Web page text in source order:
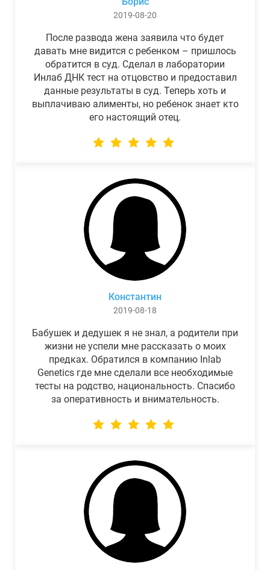
2019-08-20
После развода жена заявила что будет
давать мне видится с ребенком – пришлось
обратится в суд. Сделал в лаборатории
Инлаб ДНК тест на отцовство и предоставил
данные результаты в суд. Теперь хоть и
выплачиваю алименты, но ребенок знает кто
его настоящий отец.
Константин
2019-08-18
Бабушек и дедушек я не знал, а родители при
жизни не успели мне рассказать о моих
предках. Обратился в компанию Inlab
Genetics где мне сделали все необходимые
тесты на родство, национальность. Спасибо
за оперативность и внимательность.